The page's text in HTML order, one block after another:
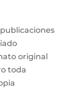
original
toda